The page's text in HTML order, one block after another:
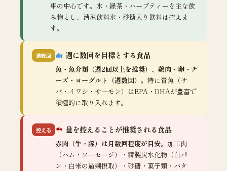
事の中心です。水・緑茶・ハーブティーを主な飲
み物とし、清涼飲料水・砂糖入り飲料は控えま
す。
週数回 週に数回を目標とする食品
魚・魚介類（週2回以上を推奨）、鶏肉・卵・チ
ーズ・ヨーグルト（週数回） 。特に青魚（サ
バ・イワシ・サーモン）はEPA・DHAが豊富で
積極的に取り入れます。
控える 量を控えることが推奨される食品
赤肉（牛・豚）は月数回程度が目安。加工肉
（ハム・ソーセージ）・精製炭水化物（白パ
ン・白米の過剰摂取）・砂糖・菓子類・バタ